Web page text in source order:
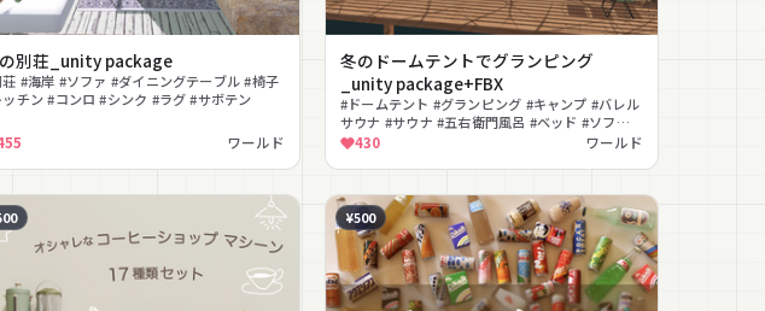
別荘_unity package
#海岸 #ソファ #ダイニングテーブル #椅子
チン #コンロ #シンク #ラグ #サボテン
ワールド
冬のドームテントでグランピング
_unity package+FBX
#ドームテント #グランピング #キャンプ #バレル
サウナ #サウナ #五右衛門風呂 #ベッド #ソファ #
テーブル #椅子
430 ワールド
¥500